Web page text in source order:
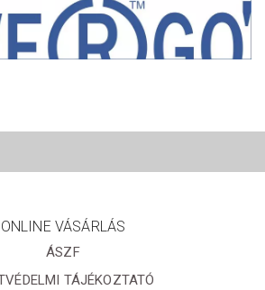
ONLINE VÁSÁRLÁS
ÁSZF
TÁJÉKOZTATÓ